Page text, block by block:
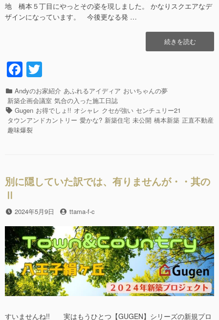
地 橋本５丁目にやっとその姿を現しました。 かなりスクエアなデ
ザインになっています。 今後更なる発 …
“橋
本
新
住
宅
完
成!!”の
続きを読む
F
a
c
e
b
k
wi
tt
er
カ
テ
ゴ
リ
ー
Andyのお家紹介 あふれるアイディア おいちゃんの夢
新築企画会議室 気合の入った施工日誌
タ
グ
Gugen お得でしょ!! オシャレ クセが強い センチュリー21
タウンアンドカントリー 愛かな? 新築住宅 未公開 橋本新築 正直不動産
趣味爆裂
別に隠していた訳では、有りませんが・・其の
Ⅱ
投
日
2024年5月9日
投
者
ttama-f-c
すいませんね!! 実はもうひとつ【GUGEN】シリーズの新規プロ